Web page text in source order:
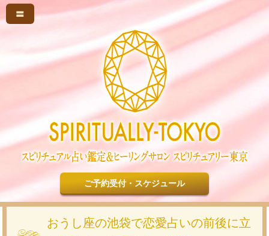
〓
ご予約受付・スケジュール
おうし座の池袋で恋愛占いの前後に立